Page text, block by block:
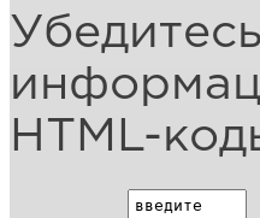
HTML-